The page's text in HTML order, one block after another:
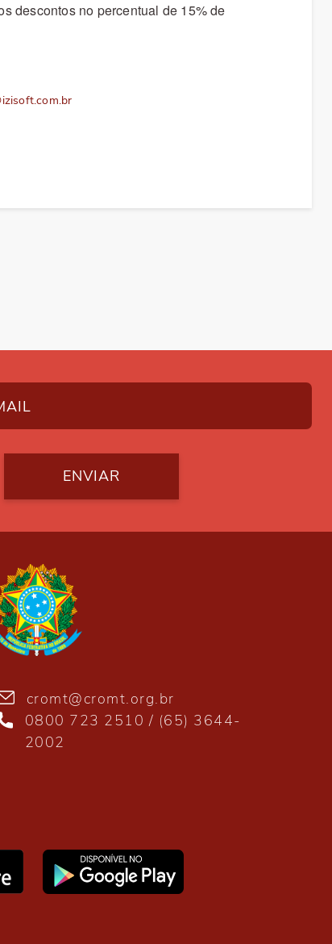
descontos no percentual de 15% de
ENVIAR
cromt@cromt.org.br
0800 723 2510 / (65) 3644-
2002